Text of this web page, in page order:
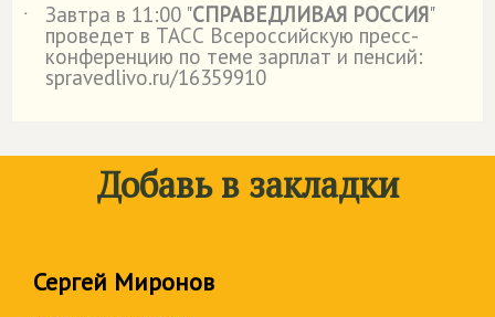
˙
Завтра в 11:00 "СПРАВЕДЛИВАЯ РОССИЯ"
проведет в ТАСС Всероссийскую пресс-
конференцию по теме зарплат и пенсий:
spravedlivo.ru/16359910
Добавь в закладки
Сергей Миронов